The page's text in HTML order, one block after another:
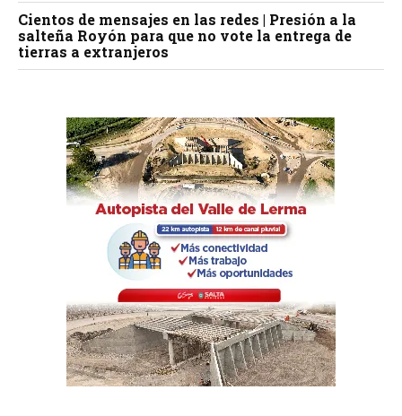
Cientos de mensajes en las redes | Presión a la
salteña Royón para que no vote la entrega de
tierras a extranjeros